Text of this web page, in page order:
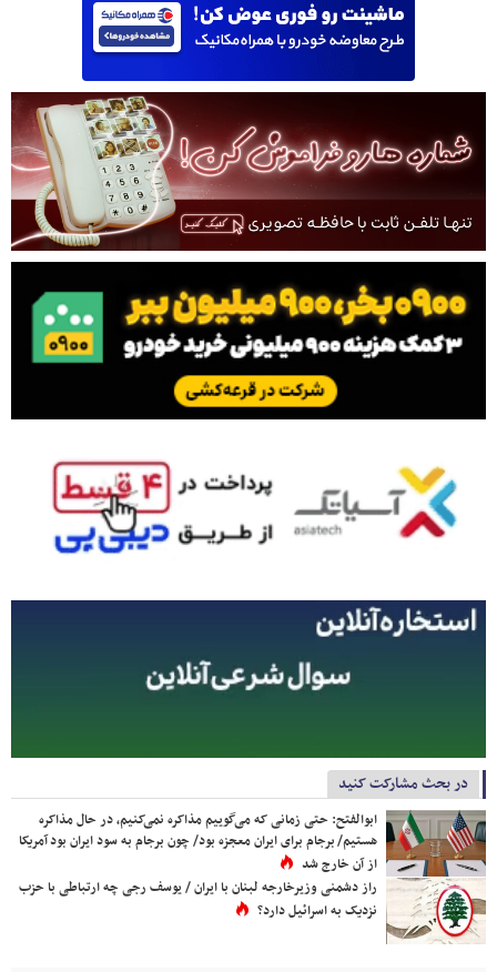
در بحث مشارکت کنید
ابوالفتح: حتی زمانی که می‌گوییم مذاکره نمی‌کنیم، در حال مذاکره
هستیم/ برجام برای ایران معجزه بود/ چون برجام به سود ایران بود آمریکا
از آن خارج شد
راز دشمنی وزیرخارجه لبنان با ایران / یوسف رجی چه ارتباطی با حزب
نزدیک به اسرائیل دارد؟